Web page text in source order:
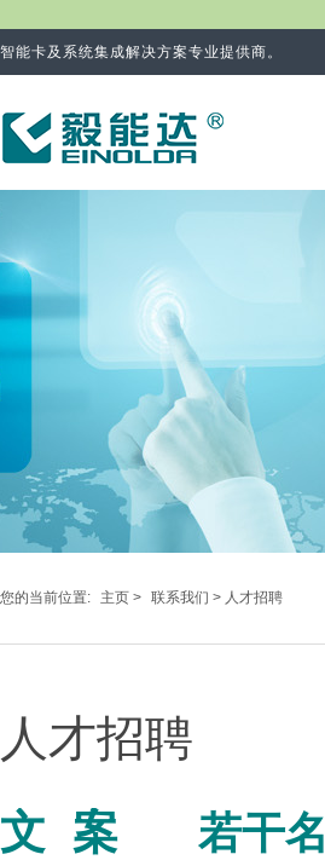
智能卡及系统集成解决方案专业提供商。
您的当前位置: 主页 > 联系我们 > 人才招聘
人才招聘
文 案 若干名